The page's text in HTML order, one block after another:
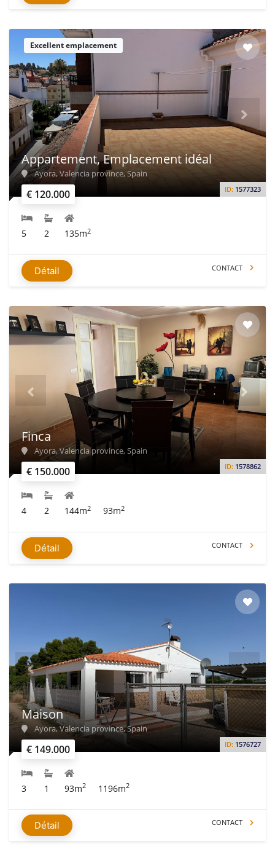
Excellent emplacement
€ 120.000 ID: 1577323
Appartement, Emplacement idéal
Ayora, Valencia province, Spain
5 2 135m2
Détail CONTACT
€ 150.000 ID: 1578862
Finca
Ayora, Valencia province, Spain
4 2 144m2 93m2
Détail CONTACT
€ 149.000 ID: 1576727
Maison
Ayora, Valencia province, Spain
3 1 93m2 1196m2
Détail CONTACT